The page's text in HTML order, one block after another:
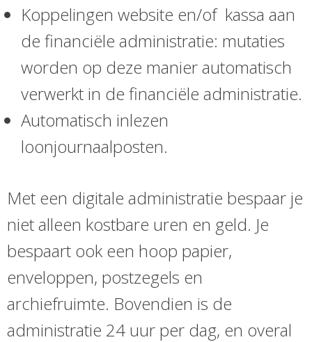
Koppelingen website en/of kassa aan
de financiële administratie: mutaties
worden op deze manier automatisch
verwerkt in de financiële administratie.
Automatisch inlezen
loonjournaalposten.
Met een digitale administratie bespaar je
niet alleen kostbare uren en geld. Je
bespaart ook een hoop papier,
enveloppen, postzegels en
archiefruimte. Bovendien is de
administratie 24 uur per dag, en overal